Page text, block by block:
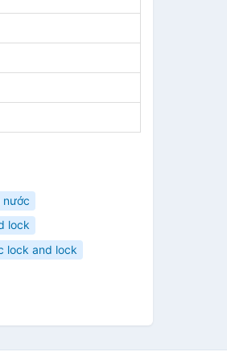
nước
lock
lock and lock